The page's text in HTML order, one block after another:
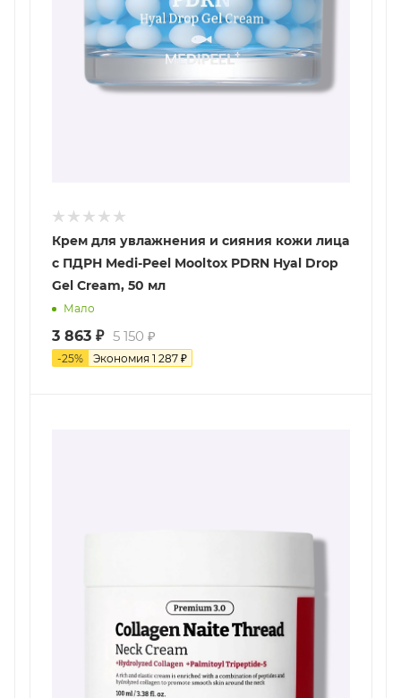
Крем для увлажнения и сияния кожи лица
с ПДРН Medi-Peel Mooltox PDRN Hyal Drop
Gel Cream, 50 мл
Мало
3 863 ₽ 5 150 ₽
-25% Экономия 1 287 ₽